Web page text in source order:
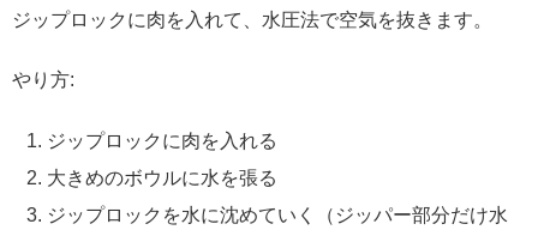
ジップロックに肉を入れて、水圧法で空気を抜きます。
やり方:
ジップロックに肉を入れる
大きめのボウルに水を張る
ジップロックを水に沈めていく（ジッパー部分だけ水